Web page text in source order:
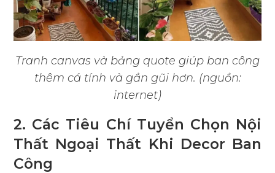
Tranh canvas và bảng quote giúp ban công
thêm cá tính và gần gũi hơn. (nguồn:
internet)
2. Các Tiêu Chí Tuyển Chọn Nội
Thất Ngoại Thất Khi Decor Ban
Công